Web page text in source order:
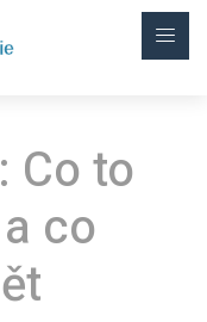
Co to
co